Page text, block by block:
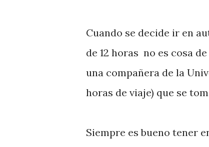
Cuando se decide ir en
de 12 horas no es cosa
una compañera de la
horas de viaje) que se
Siempre es bueno tener